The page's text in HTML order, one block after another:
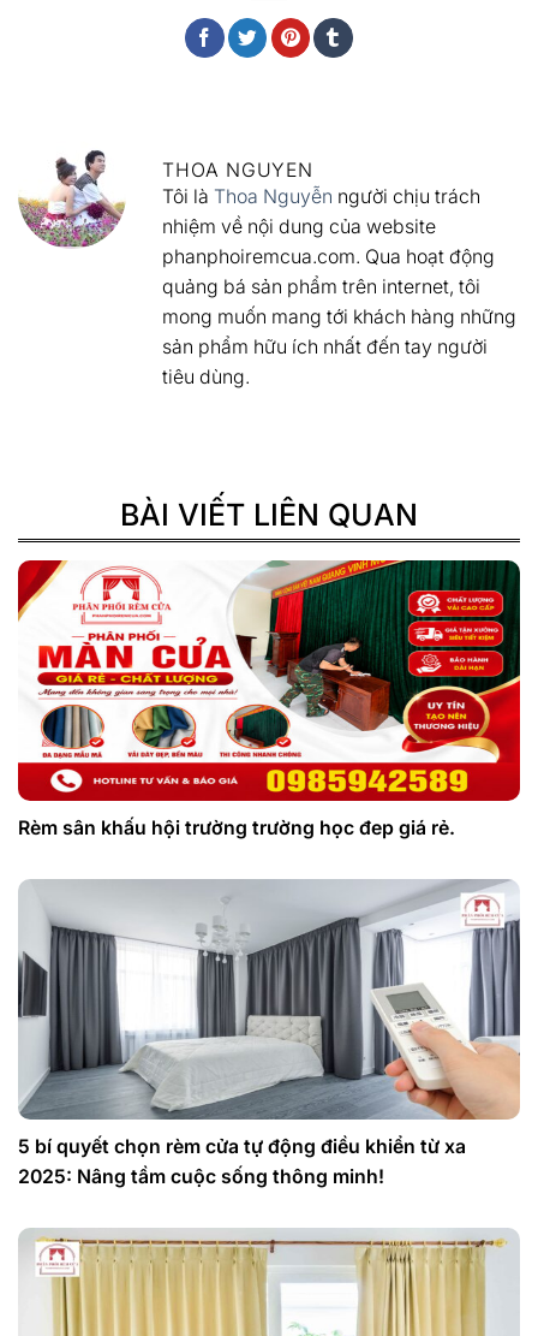
THOA NGUYEN
Tôi là Thoa Nguyễn người chịu trách
nhiệm về nội dung của website
phanphoiremcua.com. Qua hoạt động
quảng bá sản phẩm trên internet, tôi
mong muốn mang tới khách hàng những
sản phẩm hữu ích nhất đến tay người
tiêu dùng.
BÀI VIẾT LIÊN QUAN
Rèm sân khấu hội trường trường học đep giá rẻ.
5 bí quyết chọn rèm cửa tự động điều khiển từ xa
2025: Nâng tầm cuộc sống thông minh!